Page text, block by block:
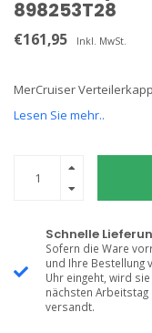
898253T28
€161,95 Inkl. MwSt.
MerCruiser
Lesen Sie mehr..
Schnelle
Sofern die Ware
und Ihre Bestellung
Uhr eingeht, wird sie
nächsten Arbeitstag
versandt.